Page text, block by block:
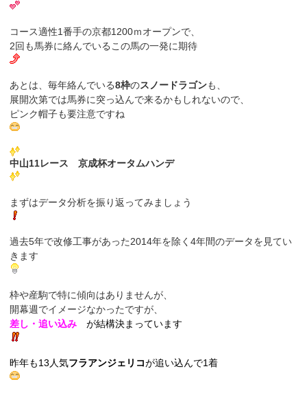
コース適性1番手の京都1200ｍオープンで、
2回も馬券に絡んでいるこの馬の一発に期待
あとは、毎年絡んでいる8枠のスノードラゴンも、
展開次第では馬券に突っ込んで来るかもしれないので、
ピンク帽子も要注意ですね
中山11レース 京成杯オータムハンデ
まずはデータ分析を振り返ってみましょう
過去5年で改修工事があった2014年を除く4年間のデータを見てい
きます
枠や産駒で特に傾向はありませんが、
開幕週でイメージなかったですが、
差し・追い込み が結構決まっています
昨年も13人気フラアンジェリコが追い込んで1着